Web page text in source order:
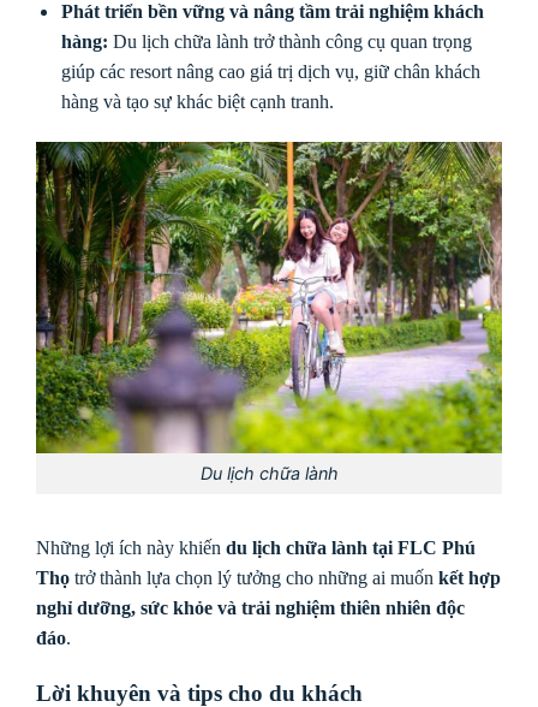
Phát triển bền vững và nâng tầm trải nghiệm khách
hàng: Du lịch chữa lành trở thành công cụ quan trọng
giúp các resort nâng cao giá trị dịch vụ, giữ chân khách
hàng và tạo sự khác biệt cạnh tranh.
Du lịch chữa lành
Những lợi ích này khiến du lịch chữa lành tại FLC Phú
Thọ trở thành lựa chọn lý tưởng cho những ai muốn kết hợp
nghỉ dưỡng, sức khỏe và trải nghiệm thiên nhiên độc
đáo.
Lời khuyên và tips cho du khách